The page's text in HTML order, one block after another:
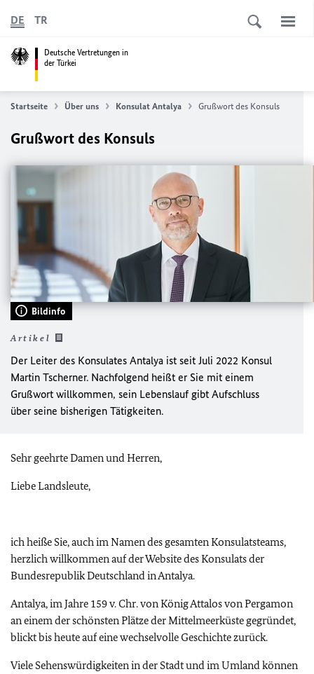
Deutsche Vertretungen in
der Türkei
DE TR
Startseite Über uns Konsulat Antalya Grußwort des Konsuls
Grußwort des Konsuls
Bildinfo
Artikel
Der Leiter des Konsulates Antalya ist seit Juli 2022 Konsul
Martin Tscherner. Nachfolgend heißt er Sie mit einem
Grußwort willkommen, sein Lebenslauf gibt Aufschluss
über seine bisherigen Tätigkeiten.
Sehr geehrte Damen und Herren,
Liebe Landsleute,
ich heiße Sie, auch im Namen des gesamten Konsulatsteams,
herzlich willkommen auf der Website des Konsulats der
Bundesrepublik Deutschland in Antalya.
Antalya, im Jahre 159 v. Chr. von König Attalos von Pergamon
an einem der schönsten Plätze der Mittelmeerküste gegründet,
blickt bis heute auf eine wechselvolle Geschichte zurück.
Viele Sehenswürdigkeiten in der Stadt und im Umland können